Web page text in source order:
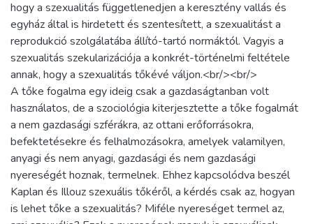
hogy a szexualitás függetlenedjen a keresztény vallás és
egyház által is hirdetett és szentesített, a szexualitást a
reprodukció szolgálatába állító-tartó normáktól. Vagyis a
szexualitás szekularizációja a konkrét-történelmi feltétele
annak, hogy a szexualitás tőkévé váljon.<br/><br/>
A tőke fogalma egy ideig csak a gazdaságtanban volt
használatos, de a szociológia kiterjesztette a tőke fogalmát
a nem gazdasági szférákra, az ottani erőforrásokra,
befektetésekre és felhalmozásokra, amelyek valamilyen,
anyagi és nem anyagi, gazdasági és nem gazdasági
nyereségét hoznak, termelnek. Ehhez kapcsolódva beszél
Kaplan és Illouz szexuális tőkéről, a kérdés csak az, hogyan
is lehet tőke a szexualitás? Miféle nyereséget termel az,